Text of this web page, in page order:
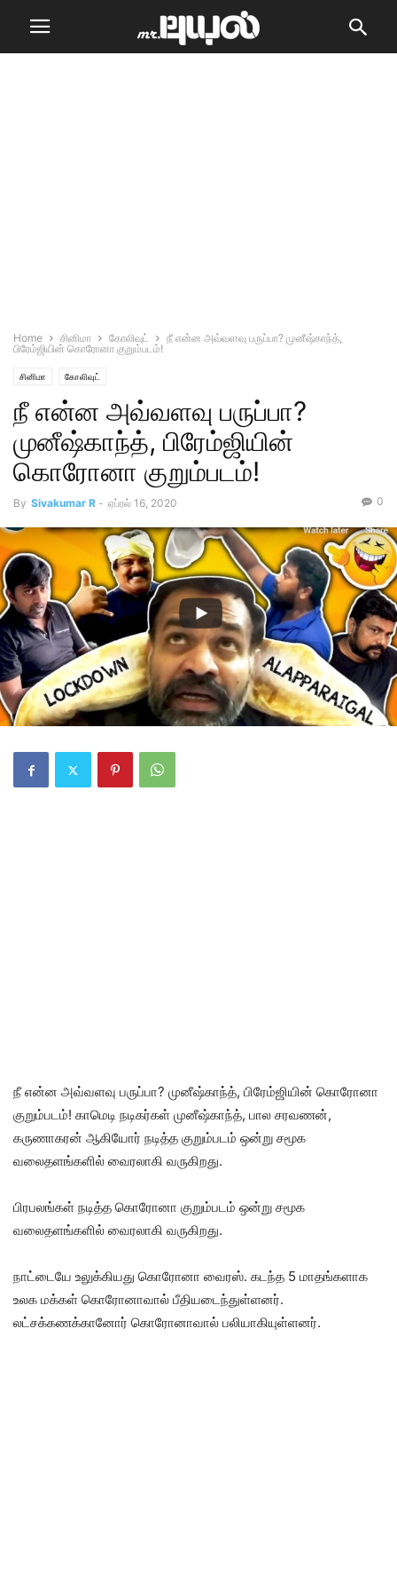
Home சினிமா கோலிவுட்
நீ என்ன அவ்வளவு பருப்பா? முனீஷ்காந்த்,
பிரேம்ஜியின் கொரோனா குறும்படம்!
சினிமா கோலிவுட்
நீ என்ன அவ்வளவு பருப்பா?
முனீஷ்காந்த், பிரேம்ஜியின்
கொரோனா குறும்படம்!
By Sivakumar R - ஏப்ரல் 16, 2020 0
நீ என்ன அவ்வளவு பருப்பா? முனீஷ்காந்த், பிரேம்ஜியின் கொரோனா
குறும்படம்! காமெடி நடிகர்கள் முனீஷ்காந்த், பால சரவணன்,
கருணாகரன் ஆகியோர் நடித்த குறும்படம் ஒன்று சமூக
வலைதளங்களில் வைரலாகி வருகிறது.
பிரபலங்கள் நடித்த கொரோனா குறும்படம் ஒன்று சமூக
வலைதளங்களில் வைரலாகி வருகிறது.
நாட்டையே உலுக்கியது கொரோனா வைரஸ். கடந்த 5 மாதங்களாக
உலக மக்கள் கொரோனாவால் பீதியடைந்துள்ளனர்.
லட்சக்கணக்கானோர் கொரோனாவால் பலியாகியுள்ளனர்.